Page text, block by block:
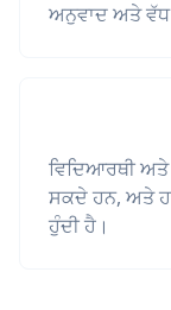
ਅਨੁਵਾਦ ਅਤੇ ਵੱਧ
ਵਿਦਿਆਰਥੀ
ਸਕਦੇ ਹਨ, ਅਤੇ
ਹੁੰਦੀ ਹੈ।